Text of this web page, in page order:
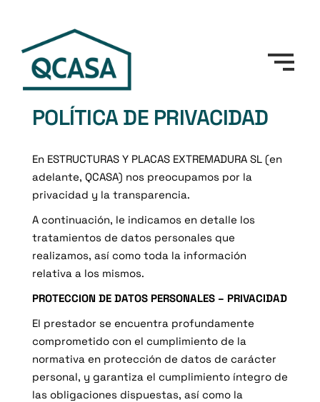
POLÍTICA DE PRIVACIDAD
En ESTRUCTURAS Y PLACAS EXTREMADURA SL (en
adelante, QCASA) nos preocupamos por la
privacidad y la transparencia.
A continuación, le indicamos en detalle los
tratamientos de datos personales que
realizamos, así como toda la información
relativa a los mismos.
PROTECCION DE DATOS PERSONALES – PRIVACIDAD
El prestador se encuentra profundamente
comprometido con el cumplimiento de la
normativa en protección de datos de carácter
personal, y garantiza el cumplimiento íntegro de
las obligaciones dispuestas, así como la